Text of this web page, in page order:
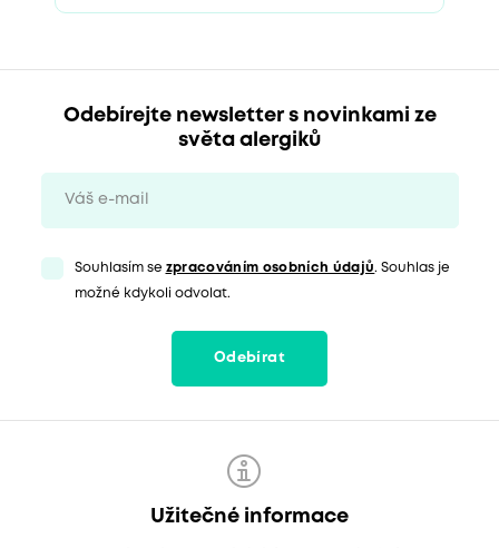
Odebírejte newsletter s novinkami ze
světa alergiků
Souhlasím se zpracováním osobních údajů. Souhlas je
možné kdykoli odvolat.
Odebírat
Užitečné informace